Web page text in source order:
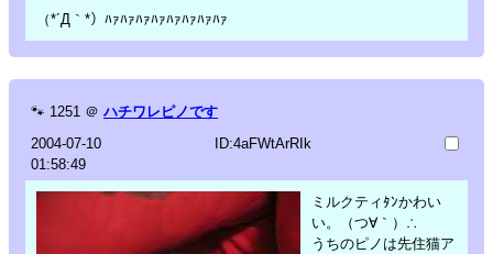
（*´Д｀*）ﾊｧﾊｧﾊｧﾊｧﾊｧﾊｧﾊｧﾊｧ
🐾 1251 ＠ ハチワレピノです
2004-07-10
01:58:49
ID:4aFWtArRIk
ミルクティﾀﾝかわい
い。（つ∀｀）∴
うちのピノは先住猫ア